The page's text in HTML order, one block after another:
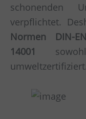
schonenden
verpflichtet.
Normen DIN-
14001
umweltzertifiziert.